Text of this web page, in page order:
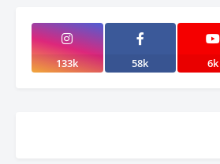
133k 58k 6k